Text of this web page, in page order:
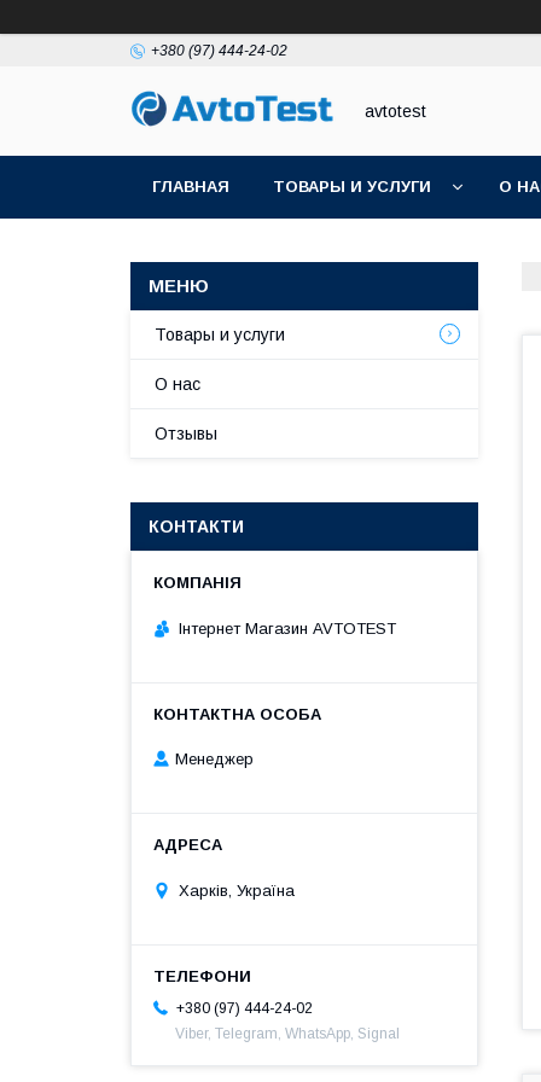
+380 (97) 444-24-02
avtotest
ГЛАВНАЯ ТОВАРЫ И УСЛУГИ О
Товары и услуги
О нас
Отзывы
КОНТАКТИ
Інтернет Магазин AVTOTEST
Менеджер
Харків, Україна
+380 (97) 444-24-02
Viber, Telegram, WhatsApp, Signal